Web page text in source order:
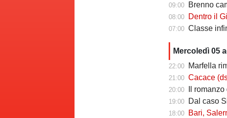
09:00 Brenno
08:00 Dentro il Girone C,
07:00 Classe
Mercoledì 05
22:00 Marfella
21:00 Cacace (ds
20:00 Il romanzo
19:00 Dal caso
18:00 Bari, Salernitana